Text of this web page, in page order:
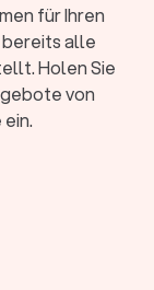
Ausbildung
dauert in der
das heißt, die
im Betrieb
angehende
je nach
der Beruf
steigender
können.
für Ihren
alle
Holen Sie
von